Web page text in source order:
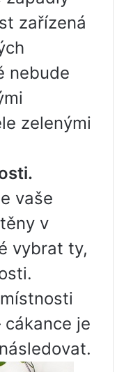
zařízená
nebude
zelenými
vaše
v
vybrat ty,
cákance je